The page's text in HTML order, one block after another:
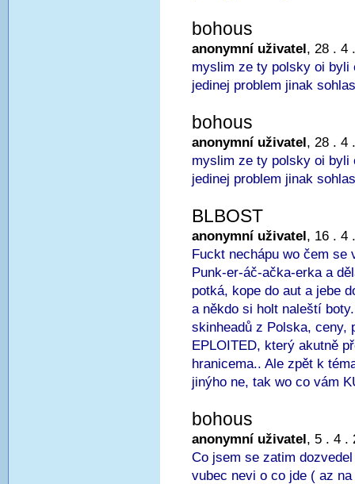
bohous
anonymní uživatel, 28 . 4
myslim ze ty polsky oi byli
jedinej problem jinak
bohous
anonymní uživatel, 28 . 4
myslim ze ty polsky oi byli
jedinej problem jinak
BLBOST
anonymní uživatel, 16 . 4
Fuckt nechápu wo čem se
Punk-er-áč-ačka-erka a
potká, kope do aut a jebe
a někdo si holt naleští
skinheadů z Polska, ceny,
EPLOITED, který akutně
hranicema.. Ale zpět k
jinýho ne, tak wo co vám
bohous
anonymní uživatel, 5 . 4 .
Co jsem se zatim
vubec nevi o co jde ( az